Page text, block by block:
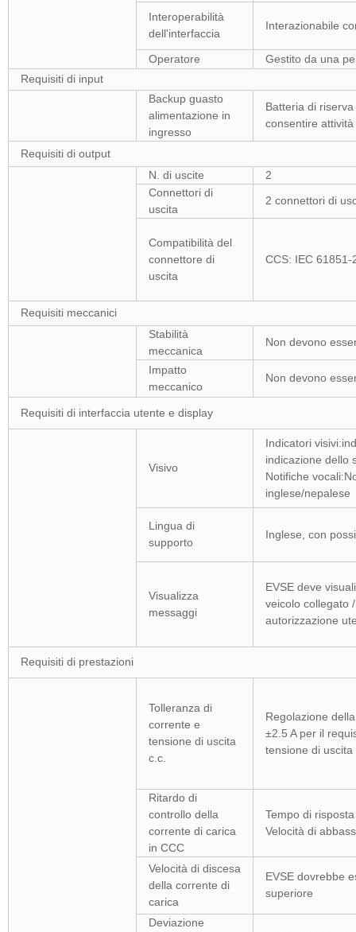
Interoperabilità
dell'interfaccia
Interazionabile
Operatore
Gestito da una
Requisiti di input
Backup guasto
alimentazione in
ingresso
Batteria di
consentire
Requisiti di output
N. di uscite
2
Connettori di
uscita
2 connettori di
Compatibilità del
connettore di
uscita
CCS: IEC
Requisiti meccanici
Stabilità
meccanica
Non devono
Impatto
meccanico
Non devono
Requisiti di interfaccia utente e display
Visivo
Indicatori
Notifiche
inglese/nepalese
Lingua di
supporto
Inglese, con
Visualizza
messaggi
EVSE deve
veicolo collegato
autorizzazione
Requisiti di prestazioni
Tolleranza di
corrente e
tensione di uscita
c.c.
Regolazione
±2.5 A per il
tensione di
Ritardo di
controllo della
corrente di carica
in CCC
Tempo di
Velocità di
Velocità di discesa
della corrente di
carica
EVSE dovrebbe
superiore
Deviazione